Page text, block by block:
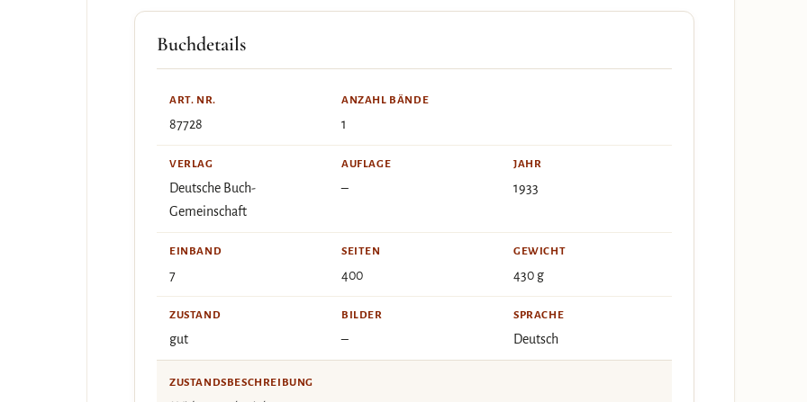
Buchdetails
ART. NR.
87728
ANZAHL BÄNDE
1
VERLAG
Deutsche Buch-
Gemeinschaft
AUFLAGE
–
JAHR
1933
EINBAND
7
SEITEN
400
GEWICHT
430 g
ZUSTAND
gut
BILDER
–
SPRACHE
Deutsch
ZUSTANDSBESCHREIBUNG